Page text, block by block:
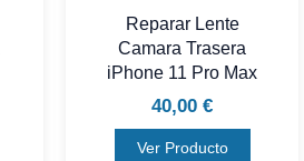
Reparar Lente
Camara Trasera
iPhone 11 Pro Max
40,00 €
Ver Producto